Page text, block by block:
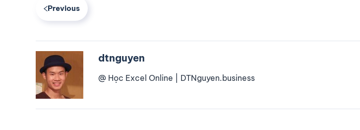
Previous
dtnguyen
@ Học Excel Online | DTNguyen.business